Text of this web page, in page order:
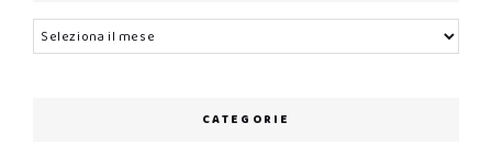
Archivi
CATEGORIE